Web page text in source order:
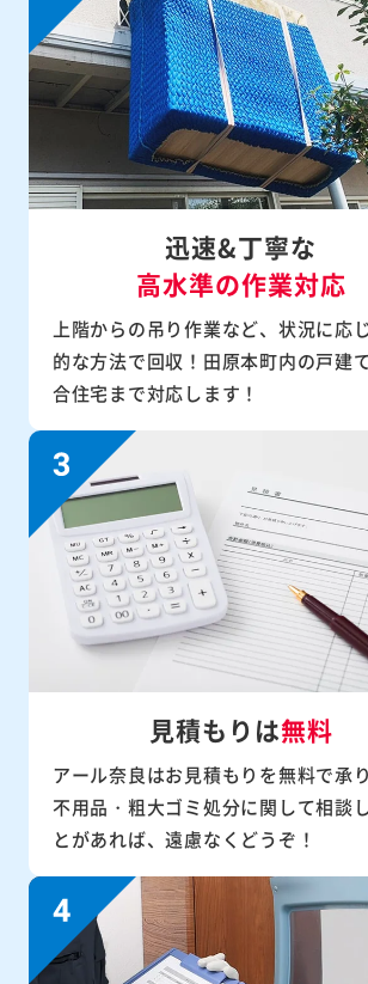
迅速&丁寧な
高水準の作業対応
上階からの吊り作業など、状況に応
的な方法で回収！田原本町内の戸建
合住宅まで対応します！
見積もりは無料
アール奈良はお見積もりを無料で承
不用品・粗大ゴミ処分に関して相談
とがあれば、遠慮なくどうぞ！